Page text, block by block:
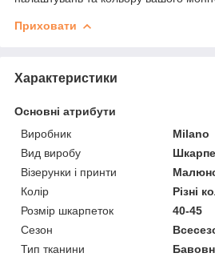
Приховати
Характеристики
Основні атрибути
Виробник
Milano
Вид виробу
Візерунки і принти
Колір
Різні
Розмір шкарпеток
40-45
Сезон
Тип тканини